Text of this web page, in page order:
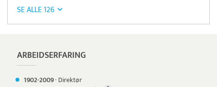
SE ALLE 126
ARBEIDSERFARING
1902-2009· Direktør